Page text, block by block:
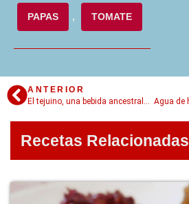
PAPAS , TOMATE
ANTERIOR
El tejuino, una bebida ancestralmente deliciosa
Recetas Relacionadas